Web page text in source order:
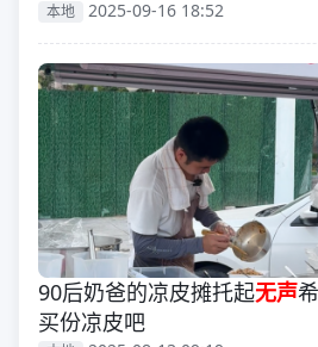
本地 2025-09-16 18:52
90后奶爸的凉皮摊托起无声
买份凉皮吧